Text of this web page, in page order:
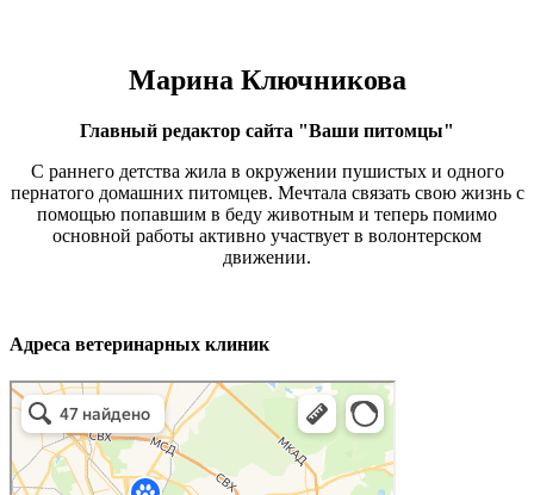
Марина Ключникова
Главный редактор сайта "Ваши питомцы"
С раннего детства жила в окружении пушистых и одного
пернатого домашних питомцев. Мечтала связать свою жизнь с
помощью попавшим в беду животным и теперь помимо
основной работы активно участвует в волонтерском
движении.
Адреса ветеринарных клиник